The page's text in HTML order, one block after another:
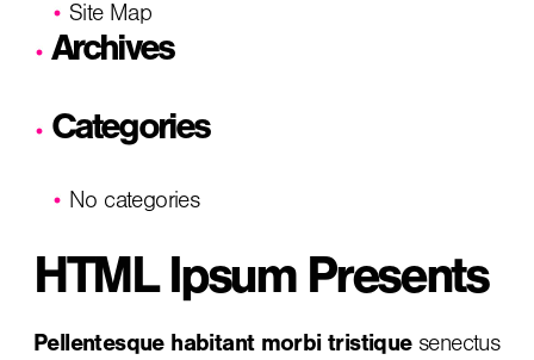
Site Map
Archives
Categories
No categories
HTML Ipsum Presents
Pellentesque habitant morbi tristiquesenectus